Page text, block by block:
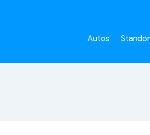
Autos